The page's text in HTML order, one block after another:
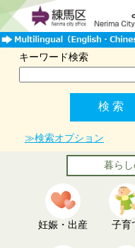
キーワード検索
≫検索オプション
暮ら
妊娠・出産 子育